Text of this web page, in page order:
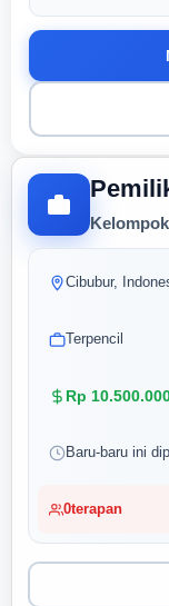
Cibubur,
Terpencil
Rp
Baru-baru ini
0terapan